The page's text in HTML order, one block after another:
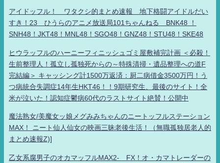
アイドッフル！ ワタクシ的まとめ速報 地下格闘アイドルだい
すき！23 ひうらのアニメ放送局101ちゃんねる BNK48 ！
SNH48！JKT48！MNL48！SGO48！GNZ48！STU48！SKE48
ヒウラッフルのハーニーフィニッシュゴミ屋敷補完計画 ＜必殺！
生前整理人！孤立し孤独死からの～特殊清掃・遺品整理への道F
完結編＞ キャッシング計1500万返済：厨二病借金3500万円！う
つ病統合失調症14年生HKT46！！9期研究生、最後のサイト！全
米が泣いた！認知症鬱病60代のラストサイト絶賛！公開中
魔法熟女/美魔女ッ娘メグみみちゃんのニートッフルステーション
MAX！ ニート仙人仙女の映画三昧老後生活！（無職孤独居老人的
まとめ速報Z)]
乙女系腐男子のオカマッフルMAX2- FX！オ・カマトレーダーの